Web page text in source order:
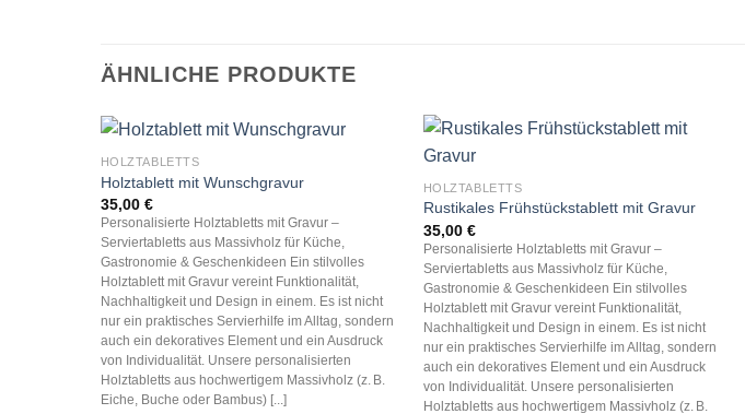
ÄHNLICHE PRODUKTE
HOLZTABLETTS
Holztablett mit Wunschgravur
35,00 €
Personalisierte Holztabletts mit Gravur –
Serviertabletts aus Massivholz für Küche,
Gastronomie & Geschenkideen Ein stilvolles
Holztablett mit Gravur vereint Funktionalität,
Nachhaltigkeit und Design in einem. Es ist nicht
nur ein praktisches Servierhilfe im Alltag, sondern
auch ein dekoratives Element und ein Ausdruck
von Individualität. Unsere personalisierten
Holztabletts aus hochwertigem Massivholz (z. B.
Eiche, Buche oder Bambus) [...]
HOLZTABLETTS
Rustikales Frühstückstablett mit Gravur
35,00 €
Personalisierte Holztabletts mit Gravur –
Serviertabletts aus Massivholz für Küche,
Gastronomie & Geschenkideen Ein stilvolles
Holztablett mit Gravur vereint Funktionalität,
Nachhaltigkeit und Design in einem. Es ist nicht
nur ein praktisches Servierhilfe im Alltag, sondern
auch ein dekoratives Element und ein Ausdruck
von Individualität. Unsere personalisierten
Holztabletts aus hochwertigem Massivholz (z. B.